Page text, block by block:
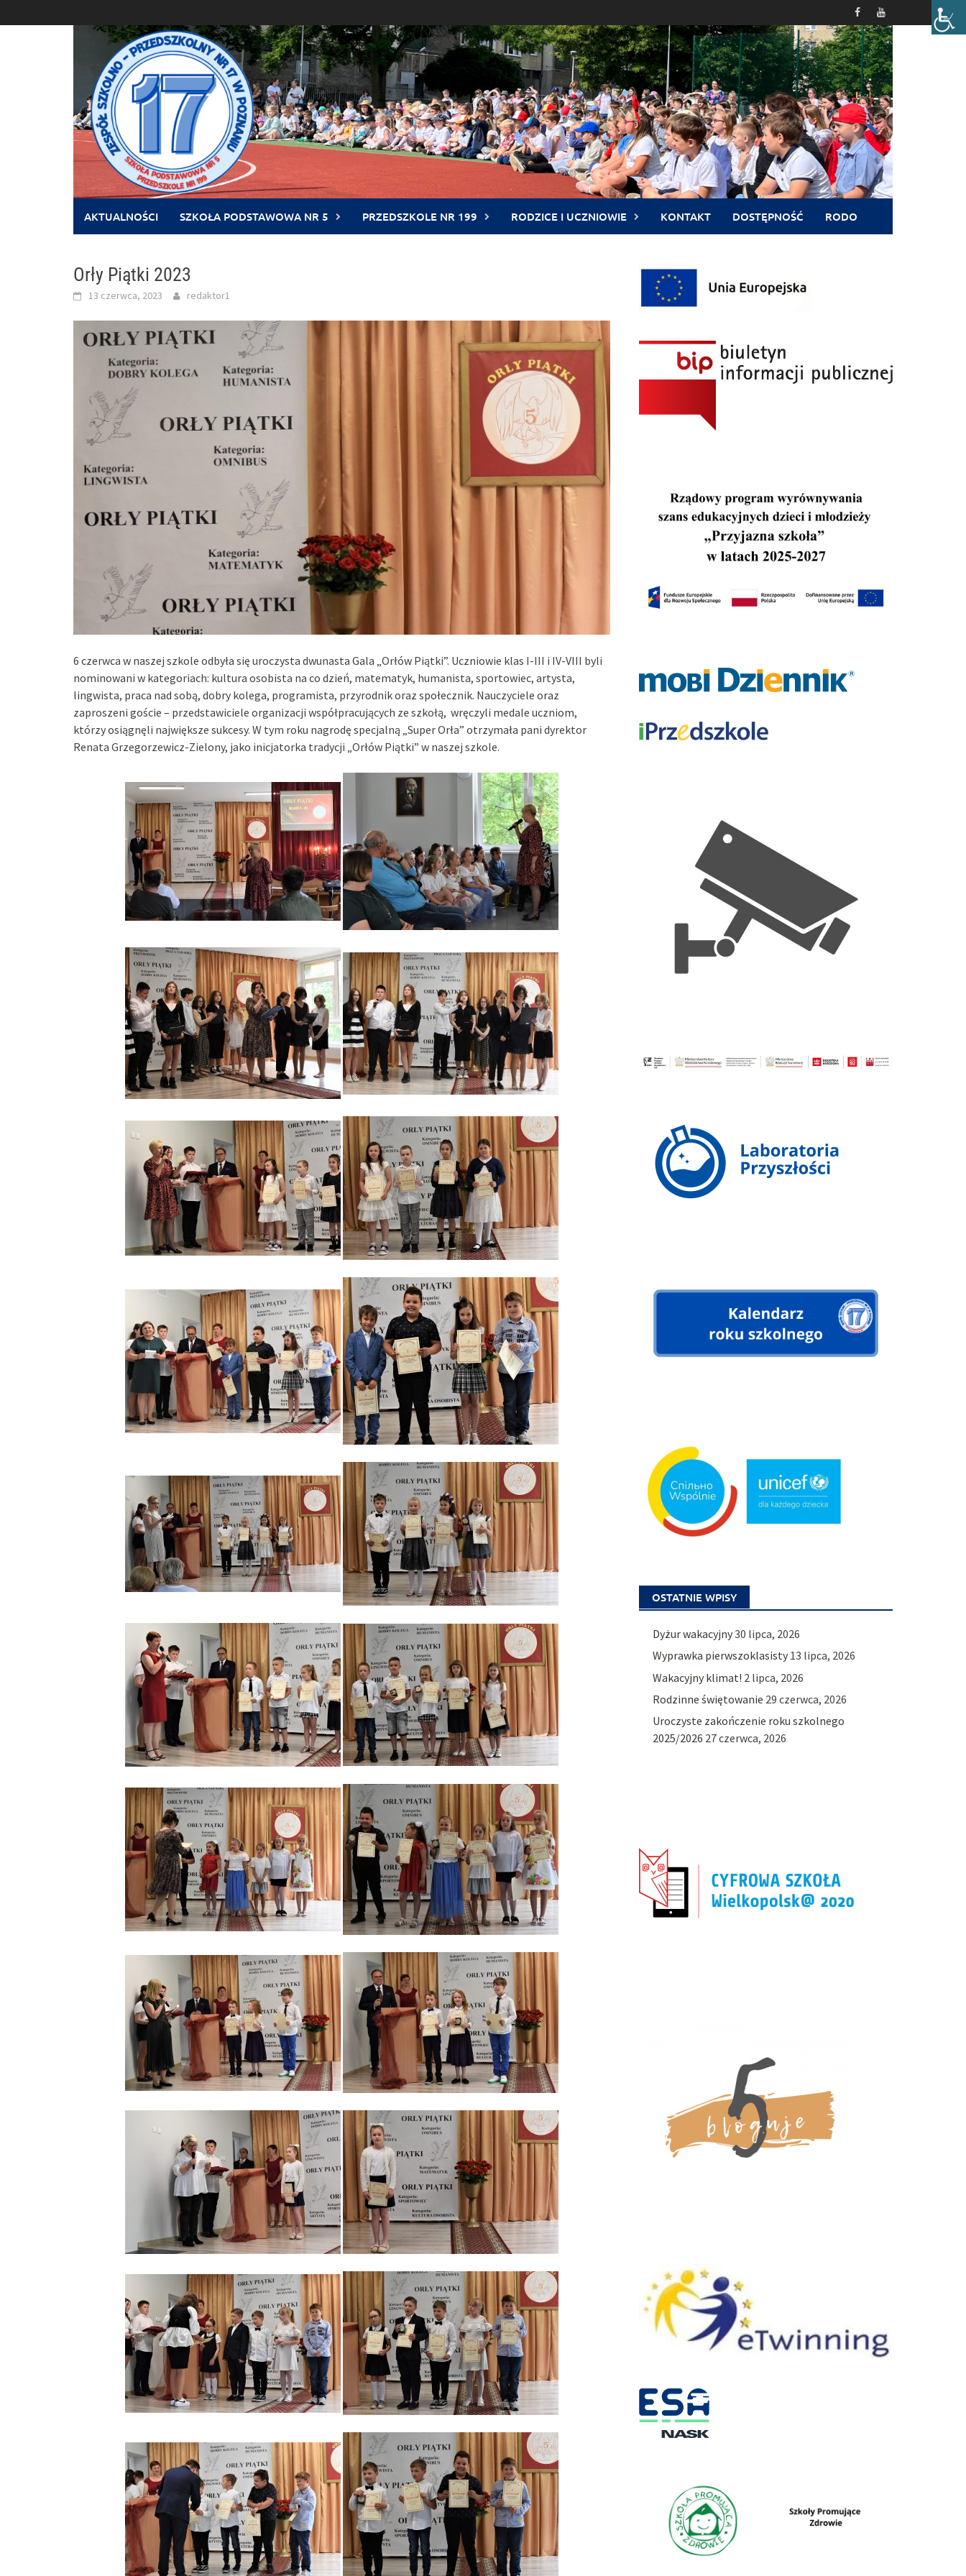
to
AKTUALNOŚCI SZKOŁA PODSTAWOWA NR 5 PRZEDSZKOLE NR 199 RODZICE I UCZNIOWIE KONTAKT DOSTĘPNOŚĆ RODO
Orły Piątki 2023
13 czerwca, 2023 redaktor1
6 czerwca w naszej szkole odbyła się uroczysta dwunasta Gala „Orłów Piątki”. Uczniowie klas I-III i IV-VIII byli
nominowani w kategoriach: kultura osobista na co dzień, matematyk, humanista, sportowiec, artysta,
lingwista, praca nad sobą, dobry kolega, programista, przyrodnik oraz społecznik. Nauczyciele oraz
zaproszeni goście – przedstawiciele organizacji współpracujących ze szkołą, wręczyli medale uczniom,
którzy osiągnęli największe sukcesy. W tym roku nagrodę specjalną „Super Orła” otrzymała pani dyrektor
Renata Grzegorzewicz-Zielony, jako inicjatorka tradycji „Orłów Piątki” w naszej szkole.
OSTATNIE WPISY
Dyżur wakacyjny30 lipca, 2026
Wyprawka pierwszoklasisty 13 lipca, 2026
Wakacyjny klimat! 2 lipca, 2026
Rodzinne świętowanie 29 czerwca, 2026
Uroczyste zakończenie roku szkolnego
2025/2026 27 czerwca, 2026